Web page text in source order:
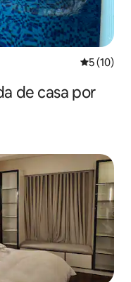
5 de uma
5 (10)
de casa por